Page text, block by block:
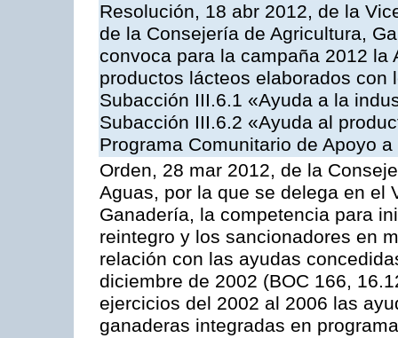
Resolución, 18 abr 2012, de la
de la Consejería de Agricultura,
convoca para la campaña 2012
productos lácteos elaborados
Subacción III.6.1 «Ayuda a la
Subacción III.6.2 «Ayuda al
Programa Comunitario de Apoyo
Orden, 28 mar 2012, de la
Aguas, por la que se delega en el
Ganadería, la competencia para
reintegro y los sancionadores en
relación con las ayudas
diciembre de 2002 (BOC 166,
ejercicios del 2002 al 2006 las
ganaderas integradas en